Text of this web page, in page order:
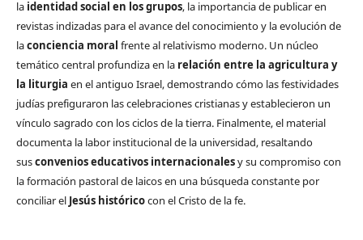
la identidad social en los grupos, la importancia de publicar en
revistas indizadas para el avance del conocimiento y la evolución de
laconciencia moral frente al relativismo moderno. Un núcleo
temático central profundiza en la relación entre la agricultura y
la liturgia en el antiguo Israel, demostrando cómo las festividades
judías prefiguraron las celebraciones cristianas y establecieron un
vínculo sagrado con los ciclos de la tierra. Finalmente, el material
documenta la labor institucional de la universidad, resaltando
susconvenios educativos internacionalesy su compromiso con
la formación pastoral de laicos en una búsqueda constante por
conciliar el Jesús históricocon el Cristo de la fe.